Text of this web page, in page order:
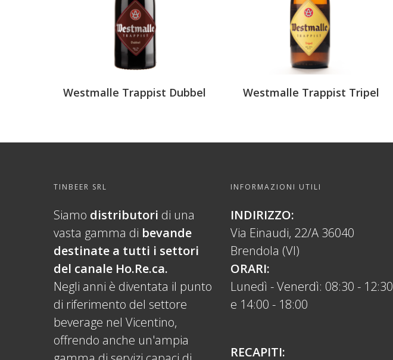
Westmalle Trappist Dubbel Westmalle Trappist Tripel
TINBEER SRL
Siamo distributori di una
vasta gamma di bevande
destinate a tutti i settori
del canale Ho.Re.ca.
Negli anni è diventata il punto
di riferimento del settore
beverage nel Vicentino,
offrendo anche un'ampia
INFORMAZIONI UTILI
INDIRIZZO:
Via Einaudi, 22/A 36040
Brendola (VI)
ORARI:
Lunedì - Venerdì: 08:30 - 12:30
e 14:00 - 18:00
RECAPITI: